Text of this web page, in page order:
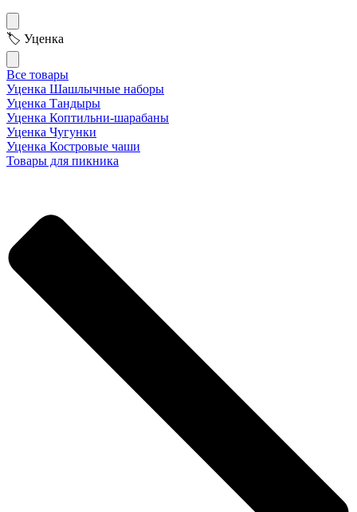
🏷 Уценка
Все товары
Уценка Шашлычные наборы
Уценка Тандыры
Уценка Коптильни-шарабаны
Уценка Чугунки
Уценка Костровые чаши
Товары для пикника